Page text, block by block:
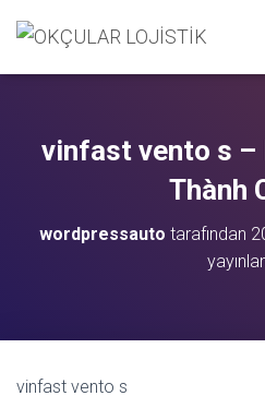
vinfast vento s –
Thành
wordpressauto tarafından
vinfast vento s